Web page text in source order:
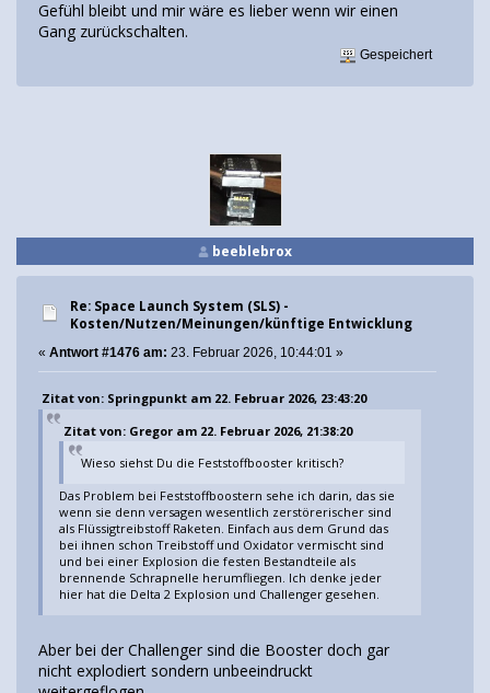
Gefühl bleibt und mir wäre es lieber wenn wir einen
Gang zurückschalten.
Gespeichert
beeblebrox
Re: Space Launch System (SLS) -
Kosten/Nutzen/Meinungen/künftige Entwicklung
« Antwort #1476 am: 23. Februar 2026, 10:44:01 »
Zitat von: Springpunkt am 22. Februar 2026, 23:43:20
Zitat von: Gregor am 22. Februar 2026, 21:38:20
Wieso siehst Du die Feststoffbooster kritisch?
Das Problem bei Feststoffboostern sehe ich darin, das sie
wenn sie denn versagen wesentlich zerstörerischer sind
als Flüssigtreibstoff Raketen. Einfach aus dem Grund das
bei ihnen schon Treibstoff und Oxidator vermischt sind
und bei einer Explosion die festen Bestandteile als
brennende Schrapnelle herumfliegen. Ich denke jeder
hier hat die Delta 2 Explosion und Challenger gesehen.
Aber bei der Challenger sind die Booster doch gar
nicht explodiert sondern unbeeindruckt